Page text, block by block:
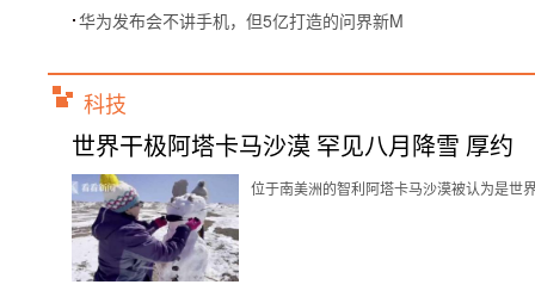
华为发布会不讲手机，但5亿打造的问界新M
科技
世界干极阿塔卡马沙漠 罕见八月降雪 厚约
位于南美洲的智利阿塔卡马沙漠被认为是世